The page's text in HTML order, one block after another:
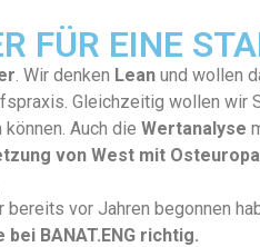
FÜR EINE
. Wir denken Lean und wollen
Gle­ichzeit­ig wollen wir
kön­nen. Auch die Wer­t­analyse
von West mit
vor Jahren begonnen
BANAT.ENG richtig.